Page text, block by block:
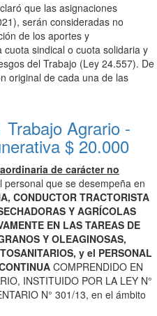
que las asignaciones
, serán consideradas no
de los aportes y
sindical o cuota solidaria y
del Trabajo (Ley 24.557). De
original de cada una de las
Agrario -
$ 20.000
de carácter no
personal que se desempeña en
CONDUCTOR TRACTORISTA
Y AGRÍCOLAS
EN LAS TAREAS DE
Y OLEAGINOSAS,
y el PERSONAL
COMPRENDIDO EN
INSTITUIDO POR LA LEY N°
N° 301/13, en el ámbito